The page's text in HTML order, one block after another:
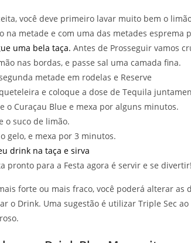
você deve primeiro lavar muito bem o
na metade e com uma das metades esprema
uma bela taça. Antes de Prosseguir vamos
nas bordas, e passe sal uma camada fina.
metade em rodelas e Reserve
e coloque a dose de Tequila
o Curaçau Blue e mexa por alguns minutos.
o suco de limão.
gelo, e mexa por 3 minutos.
drink na taça e sirva
pronto para a Festa agora é servir e se divertir!
forte ou mais fraco, você poderá alterar as
o Drink. Uma sugestão é utilizar Triple Sec